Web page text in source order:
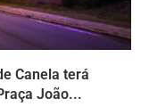
Canela terá
João...